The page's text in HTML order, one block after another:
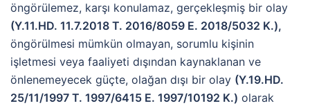
öngörülemez, karşı konulamaz, gerçekleşmiş bir olay
(Y.11.HD. 11.7.2018 T. 2016/8059 E. 2018/5032 K.),
öngörülmesi mümkün olmayan, sorumlu kişinin
işletmesi veya faaliyeti dışından kaynaklanan ve
önlenemeyecek güçte, olağan dışı bir olay (Y.19.HD.
25/11/1997 T. 1997/6415 E. 1997/10192 K.) olarak